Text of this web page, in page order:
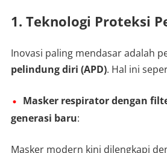
1. Teknologi Proteksi
Inovasi paling mendasar adalah
pelindung diri (APD). Hal ini
Masker respirator dengan
generasi baru:
Masker modern kini dilengkapi